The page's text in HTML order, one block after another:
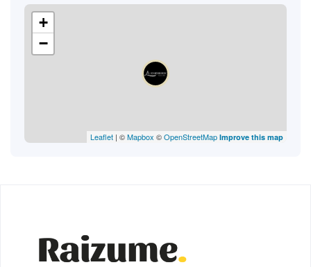
+
−
Leaflet | ©Mapbox ©OpenStreetMap Improve this map